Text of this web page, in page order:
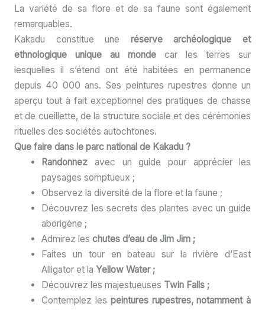
La variété de sa flore et de sa faune sont également
remarquables.
Kakadu constitue une réserve archéologique et
ethnologique unique au mondecar les terres sur
lesquelles il s’étend ont été habitées en permanence
depuis 40 000 ans. Ses peintures rupestres donne un
aperçu tout à fait exceptionnel des pratiques de chasse
et de cueillette, de la structure sociale et des cérémonies
rituelles des sociétés autochtones.
Que faire dans le parc national de Kakadu ?
Randonnez avec un guide pour apprécier les
paysages somptueux ;
Observez la diversité de la flore et la faune ;
Découvrez les secrets des plantes avec un guide
aborigène ;
Admirez leschutes d’eau de Jim Jim ;
Faites un tour en bateau sur la rivière d’East
Alligator et laYellow Water ;
Découvrez les majestueuses Twin Falls ;
Contemplez les peintures rupestres, notamment à